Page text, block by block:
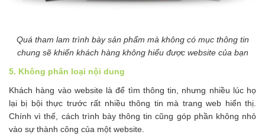
Quá tham lam trình bày sản phẩm mà không có mục thông tin
chung sẽ khiến khách hàng không hiểu được website của bạn
5. Không phân loại nội dung
Khách hàng vào website là để tìm thông tin, nhưng nhiều lúc họ
lại bị bội thực trước rất nhiều thông tin mà trang web hiển thị.
Chính vì thế, cách trình bày thông tin cũng góp phần không nhỏ
vào sự thành công của một website.